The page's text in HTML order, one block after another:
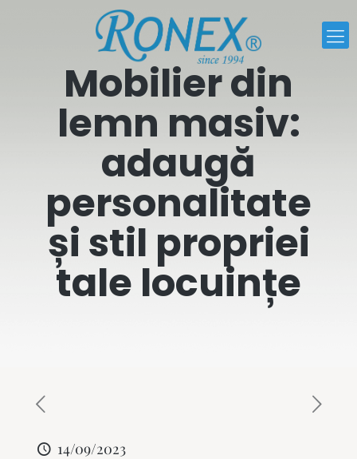
Mobilier din
lemn masiv:
adaugă
personalitate
și stil propriei
tale locuințe
14/09/2023